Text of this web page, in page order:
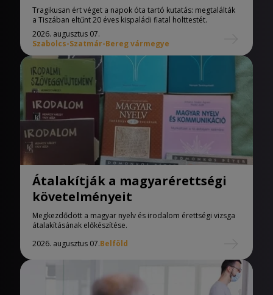
Tragikusan ért véget a napok óta tartó kutatás: megtalálták
a Tiszában eltűnt 20 éves kispaládi fiatal holttestét.
2026. augusztus 07.
Szabolcs-Szatmár-Bereg vármegye
Átalakítják a magyarérettségi
követelményeit
Megkezdődött a magyar nyelv és irodalom érettségi vizsga
átalakításának előkészítése.
2026. augusztus 07.Belföld